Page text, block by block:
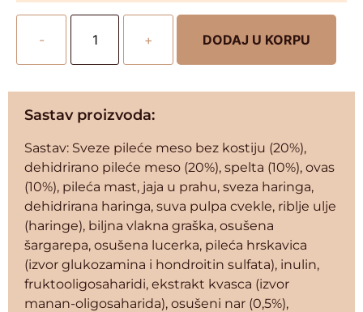
- + DODAJ U KORPU
Sastav proizvoda:
Sastav: Sveze pileće meso bez kostiju (20%),
dehidrirano pileće meso (20%), spelta (10%), ovas
(10%), pileća mast, jaja u prahu, sveza haringa,
dehidrirana haringa, suva pulpa cvekle, riblje ulje
(haringe), biljna vlakna graška, osušena
šargarepa, osušena lucerka, pileća hrskavica
(izvor glukozamina i hondroitin sulfata), inulin,
fruktooligosaharidi, ekstrakt kvasca (izvor
manan-oligosaharida), osušeni nar (0,5%),